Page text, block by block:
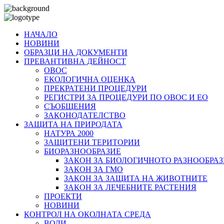
НАЧАЛО
НОВИНИ
ОБРАЗЦИ НА ДОКУМЕНТИ
ПРЕВАНТИВНА ДЕЙНОСТ
ОВОС
ЕКОЛОГИЧНА ОЦЕНКА
ПРЕКРАТЕНИ ПРОЦЕДУРИ
РЕГИСТРИ ЗА ПРОЦЕДУРИ ПО ОВОС И ЕО
СЪОБЩЕНИЯ
ЗАКОНОДАТЕЛСТВО
ЗАЩИТА НА ПРИРОДАТА
НАТУРА 2000
ЗАЩИТЕНИ ТЕРИТОРИИ
БИОРАЗНООБРАЗИЕ
ЗАКОН ЗА БИОЛОГИЧНОТО
ЗАКОН ЗА ГМО
ЗАКОН ЗА ЗАЩИТА НА ЖИВОТНИТЕ
ЗАКОН ЗА ЛЕЧЕБНИТЕ РАСТЕНИЯ
ПРОЕКТИ
НОВИНИ
КОНТРОЛ НА ОКОЛНАТА СРЕДА